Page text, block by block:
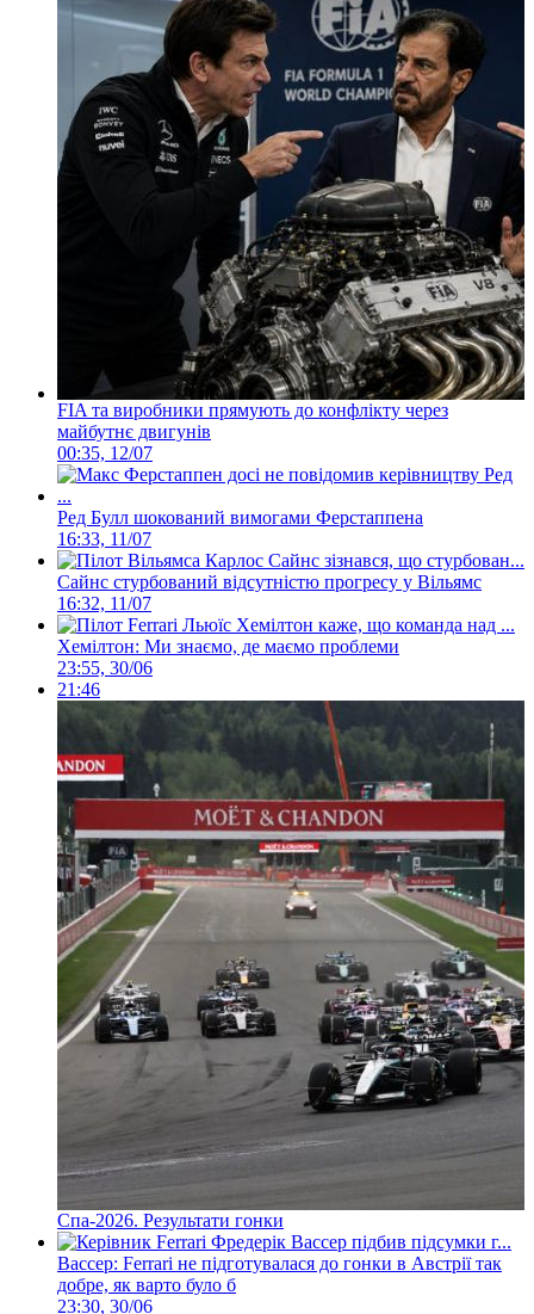
FIA та виробники прямують до конфлікту через
майбутнє двигунів
00:35, 12/07
Ред Булл шокований вимогами Ферстаппена
16:33, 11/07
Сайнс стурбований відсутністю прогресу у Вільямс
16:32, 11/07
Хемілтон: Ми знаємо, де маємо проблеми
23:55, 30/06
21:46
Спа-2026. Результати гонки
Вассер: Ferrari не підготувалася до гонки в Австрії так
добре, як варто було б
23:30, 30/06